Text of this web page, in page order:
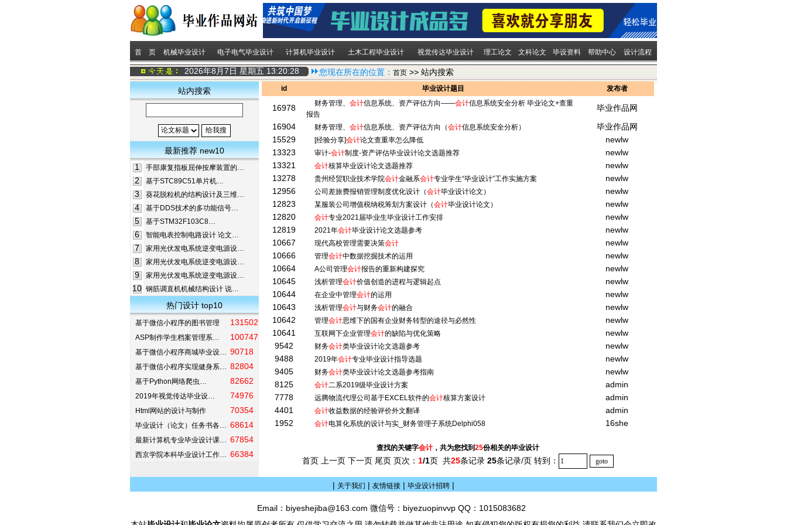
首 页 机械毕业设计 电子电气毕业设计 计算机毕业设计 土木工程毕业设计 视觉传达毕业设计 理工论文 文科论文 毕设资料 帮助中心 设计流程
2026年8月7日 星期五 13:20:28 您现在所在的位置： 首页 >> 站内搜索
站内搜索
最新推荐 new10
1
手部康复指板屈伸按摩装置的…
2 基于STC89C51单片机…
3 葵花脱粒机的结构设计及三维…
4 基于DDS技术的多功能信号…
5 基于STM32F103C8…
6 智能电表控制电路设计 论文…
7 家用光伏发电系统逆变电源设…
8 家用光伏发电系统逆变电源设…
9 家用光伏发电系统逆变电源设…
10 钢筋调直机机械结构设计 说…
热门设计 top10
基于微信小程序的图书管理 131502
ASP制作学生档案管理系… 100747
基于微信小程序商城毕业设… 90718
基于微信小程序实现健身系… 82804
基于Python网络爬虫… 82662
2019年视觉传达毕业设… 74976
Html网站的设计与制作 70354
毕业设计（论文）任务书各… 68614
最新计算机专业毕业设计课… 67854
西京学院本科毕业设计工作… 66384
id 毕业设计题目 发布者
16978 财务管理、 会计信息系统、资产评估方向——会计信息系统安全分析 毕业论文+查重
报告
毕业作品网
16904
财务管理、 会计信息系统、资产评估方向（会计信息系统安全分析）
毕业作品网
15529
[经验分享]会计论文查重率怎么降低
newlw
13323
审计-会计制度-资产评估毕业设计论文选题推荐
newlw
13321
会计核算毕业设计论文选题推荐
newlw
13278
贵州经贸职业技术学院会计金融系会计专业学生“毕业设计”工作实施方案
newlw
12956
公司差旅费报销管理制度优化设计（会计毕业设计论文）
newlw
12823
某服装公司增值税纳税筹划方案设计（会计毕业设计论文）
newlw
12820
会计专业2021届毕业生毕业设计工作安排
newlw
12819
2021年会计毕业设计论文选题参考
newlw
10667
现代高校管理需要决策会计
newlw
10666
管理会计中数据挖掘技术的运用
newlw
10664
A公司管理会计报告的重新构建探究
newlw
10645
浅析管理会计价值创造的进程与逻辑起点
newlw
10644
在企业中管理会计的运用
newlw
10643
浅析管理会计与财务会计的融合
newlw
10642
管理会计思维下的国有企业财务转型的途径与必然性
newlw
10641
互联网下企业管理会计的缺陷与优化策略
newlw
9542
财务会计类毕业设计论文选题参考
newlw
9488
2019年会计专业毕业设计指导选题
newlw
9405
财务会计类毕业设计论文选题参考指南
newlw
8125
会计二系2019级毕业设计方案
admin
7778
远腾物流代理公司基于EXCEL软件的会计核算方案设计
admin
4401
会计收益数据的经验评价外文翻译
admin
1952
会计电算化系统的设计与实_财务管理子系统Delphi058 16she
查找的关键字会计 ，共为您找到25份相关的毕业设计
首页 上一页 下一页 尾页 页次： 1/1页 共25条记录 25条记录/页 转到：
| 关于我们 | 友情链接 | 毕业设计招聘 |
Email：biyeshejiba@163.com 微信号：biyezuopinvvp QQ：1015083682